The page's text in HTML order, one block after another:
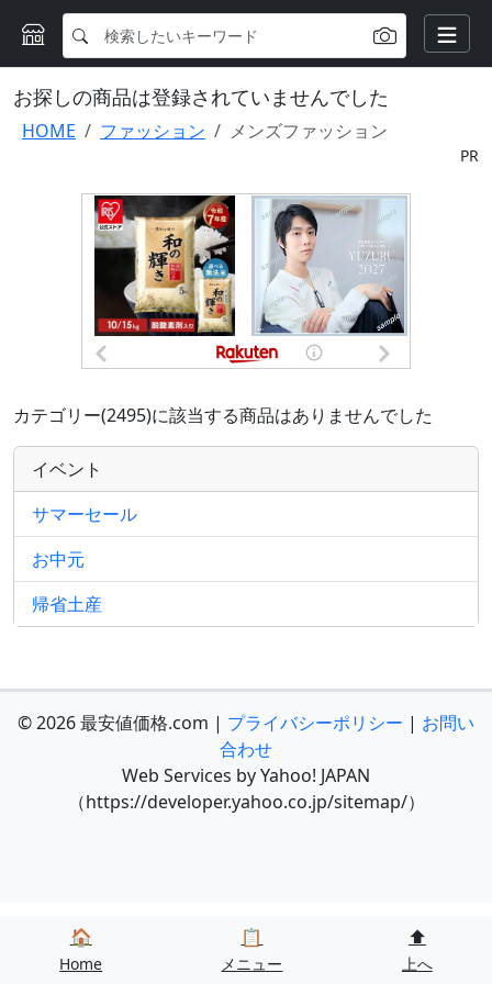
お探しの商品は登録されていませんでした
HOME ファッション メンズファッション
PR
カテゴリー(2495)に該当する商品はありませんでした
イベント
サマーセール
お中元
帰省土産
© 2026 最安値価格.com | プライバシーポリシー | お問い
合わせ
Web Services by Yahoo! JAPAN
（https://developer.yahoo.co.jp/sitemap/）
🏠
Home
📋
メニュー
⬆️
上へ